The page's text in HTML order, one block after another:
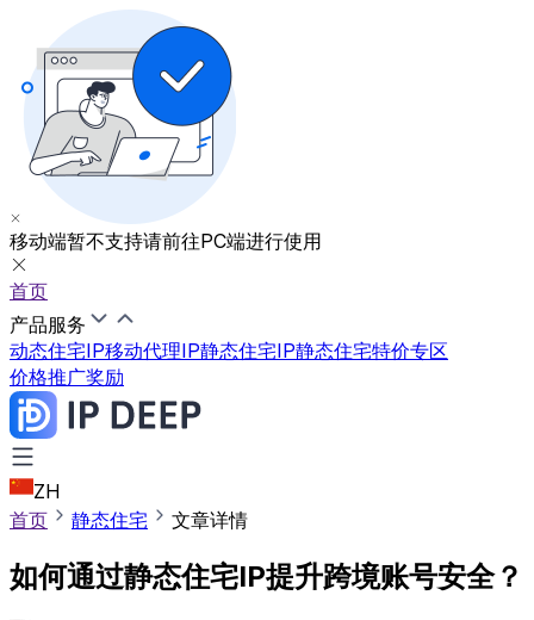
移动端暂不支持请前往PC端进行使用
首页
产品服务
动态住宅IP移动代理IP静态住宅IP静态住宅特价专区
价格推广奖励
ZH
首页
静态住宅 文章详情
如何通过静态住宅IP提升跨境账号安全？